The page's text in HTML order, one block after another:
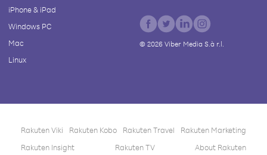
iPhone & iPad
Windows PC
Mac
Linux
© 2026Viber Media S.à r.l.
Rakuten Viki Rakuten Kobo Rakuten Travel
Rakuten Marketing
Rakuten Insight
Rakuten TV About Rakuten